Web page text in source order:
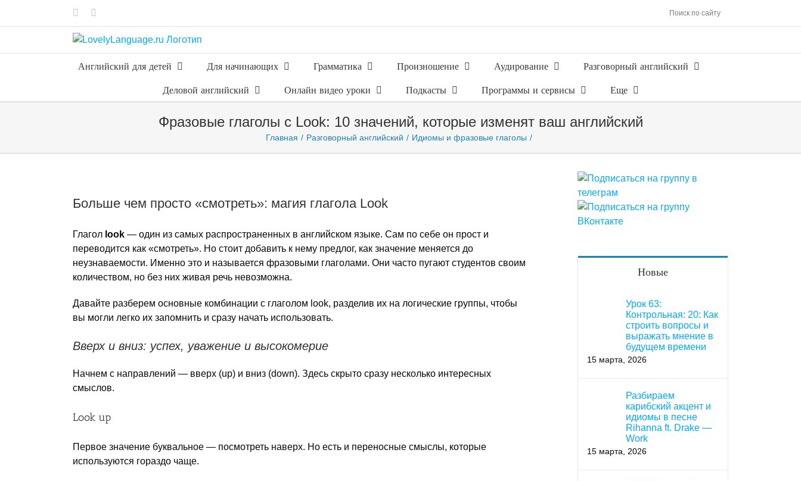
Поиск по сайту
Английский для детей Для начинающих Грамматика Произношение Аудирование Разговорный английский
Деловой английский Онлайн видео уроки Подкасты Программы и сервисы Еще
Фразовые глаголы с Look: 10 значений, которые изменят ваш английский
Главная Разговорный английский Идиомы и фразовые глаголы
Больше чем просто «смотреть»: магия глагола Look
Глагол look — один из самых распространенных в английском языке. Сам по себе он прост и
переводится как «смотреть». Но стоит добавить к нему предлог, как значение меняется до
неузнаваемости. Именно это и называется фразовыми глаголами. Они часто пугают студентов своим
количеством, но без них живая речь невозможна.
Давайте разберем основные комбинации с глаголом look, разделив их на логические группы, чтобы
вы могли легко их запомнить и сразу начать использовать.
Вверх и вниз: успех, уважение и высокомерие
Начнем с направлений — вверх (up) и вниз (down). Здесь скрыто сразу несколько интересных
смыслов.
Look up
Первое значение буквальное — посмотреть наверх. Но есть и переносные смыслы, которые
используются гораздо чаще.
Новые
Урок 63:
Контрольная: 20: Как
строить вопросы и
выражать мнение в
будущем времени
15 марта, 2026
Разбираем
карибский акцент и
идиомы в песне
Rihanna ft. Drake —
Work
15 марта, 2026